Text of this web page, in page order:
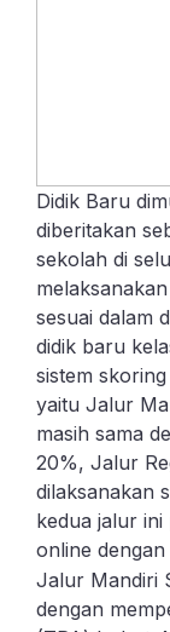
Didik Baru
diberitakan
sekolah di
sesuai dalam
didik baru
sistem
yaitu Jalur
masih sama
20%, Jalur
dilaksanakan
kedua jalur
online
Jalur Mandiri
dengan